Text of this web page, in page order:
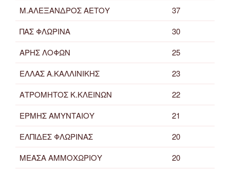
Μ.ΑΛΕΞΑΝΔΡΟΣ ΑΕΤΟΥ
37
ΠΑΣ ΦΛΩΡΙΝΑ
30
ΑΡΗΣ ΛΟΦΩΝ
25
ΕΛΛΑΣ Α.ΚΑΛΛΙΝΙΚΗΣ
23
ΑΤΡΟΜΗΤΟΣ Κ.ΚΛΕΙΝΩΝ
22
ΕΡΜΗΣ ΑΜΥΝΤΑΙΟΥ
21
ΕΛΠΙΔΕΣ ΦΛΩΡΙΝΑΣ
20
ΜΕΑΣΑ ΑΜΜΟΧΩΡΙΟΥ
20